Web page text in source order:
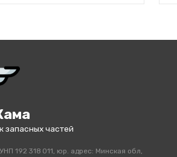
частей
192 318 011, юр. адрес: Минская обл,